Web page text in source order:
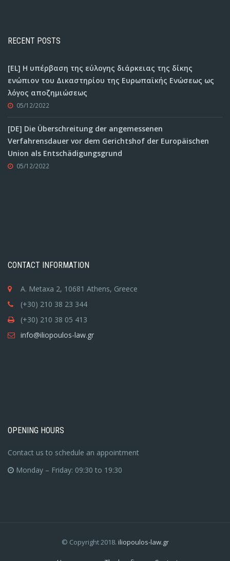
RECENT POSTS
[EL] Η υπέρβαση της εύλογης διάρκειας της δίκης
ενώπιον του Δικαστηρίου της Ευρωπαϊκής Ενώσεως ως
λόγος αποζημιώσεως
05/12/2022
[DE] Die Überschreitung der angemessenen
Verfahrensdauer vor dem Gerichtshof der Europäischen
Union als Entschädigungsgrund
05/12/2022
CONTACT INFORMATION
A. Metaxa 2, 10681 Athens, Greece
(+30) 210 38 23 344
(+30) 210 38 05 413
info@iliopoulos-law.gr
OPENING HOURS
Contact us to schedule an appointment
Monday – Friday: 09:30 to 19:30
© Copyright 2018. iliopoulos-law.gr